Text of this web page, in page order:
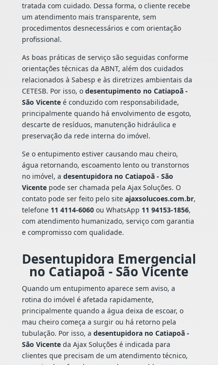
tratada com cuidado. Dessa forma, o cliente recebe
um atendimento mais transparente, sem
procedimentos desnecessários e com orientação
profissional.
As boas práticas de serviço são seguidas conforme
orientações técnicas da ABNT, além dos cuidados
relacionados à Sabesp e às diretrizes ambientais da
CETESB. Por isso, o desentupimento no Catiapoã -
São Vicenteé conduzido com responsabilidade,
principalmente quando há envolvimento de esgoto,
descarte de resíduos, manutenção hidráulica e
preservação da rede interna do imóvel.
Se o entupimento estiver causando mau cheiro,
água retornando, escoamento lento ou transtornos
no imóvel, a desentupidora no Catiapoã - São
Vicentepode ser chamada pela Ajax Soluções. O
contato pode ser feito pelo site ajaxsolucoes.com.br,
telefone 11 4114-6060ou WhatsApp 11 94153-1856,
com atendimento humanizado, serviço com garantia
e compromisso com qualidade.
Desentupidora Emergencial
no Catiapoã - São Vicente
Quando um entupimento aparece sem aviso, a
rotina do imóvel é afetada rapidamente,
principalmente quando a água deixa de escoar, o
mau cheiro começa a surgir ou há retorno pela
tubulação. Por isso, a desentupidora no Catiapoã -
São Vicenteda Ajax Soluções é indicada para
clientes que precisam de um atendimento técnico,